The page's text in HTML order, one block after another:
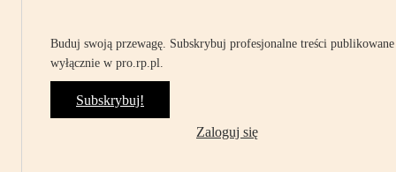
Buduj swoją przewagę. Subskrybuj profesjonalne treści publikowane
wyłącznie w pro.rp.pl.
Subskrybuj!
Zaloguj się